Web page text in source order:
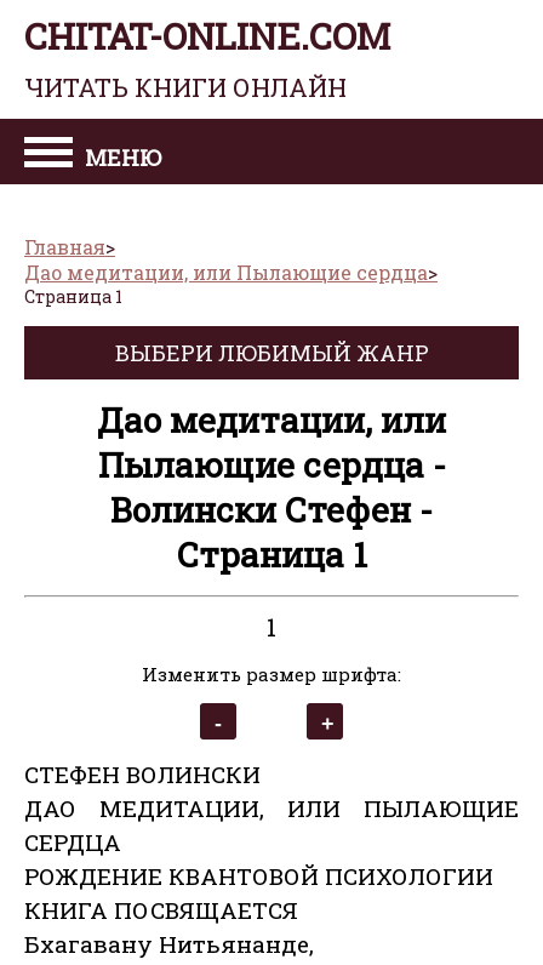
CHITAT-ONLINE.COM
ЧИТАТЬ КНИГИ ОНЛАЙН
МЕНЮ
Главная
Дао медитации, или Пылающие сердца
Страница 1
ВЫБЕРИ ЛЮБИМЫЙ ЖАНР
Дао медитации, или
Пылающие сердца -
Волински Стефен -
Страница 1
1
Изменить размер шрифта:
СТЕФЕН ВОЛИНСКИ
ДАО МЕДИТАЦИИ, ИЛИ ПЫЛАЮЩИЕ
СЕРДЦА
РОЖДЕНИЕ КВАНТОВОЙ ПСИХОЛОГИИ
КНИГА ПОСВЯЩАЕТСЯ
Бхагавану Нитьянанде,